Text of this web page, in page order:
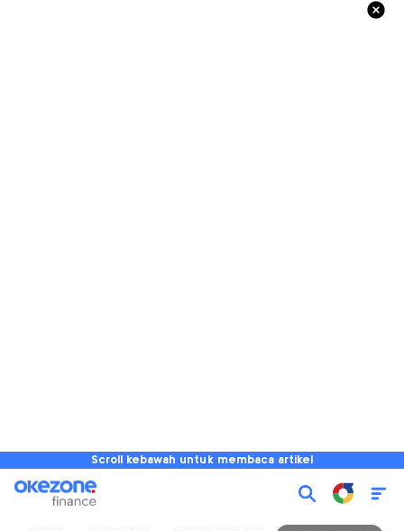
Scroll kebawah untuk membaca artikel